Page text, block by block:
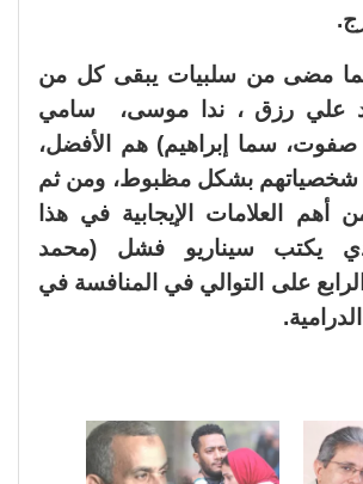
مضى من سلبيات يبقى كل من
علي رزق ، ندا موسى، سامي
صفوت، سما إبراهيم) هم الأفضل،
شخصياتهم بشكل مظبوط، ومن ثم
العلامات الإيجابية في هذا
يكتب سيناريو فشل (محمد
على التوالي في المنافسة في